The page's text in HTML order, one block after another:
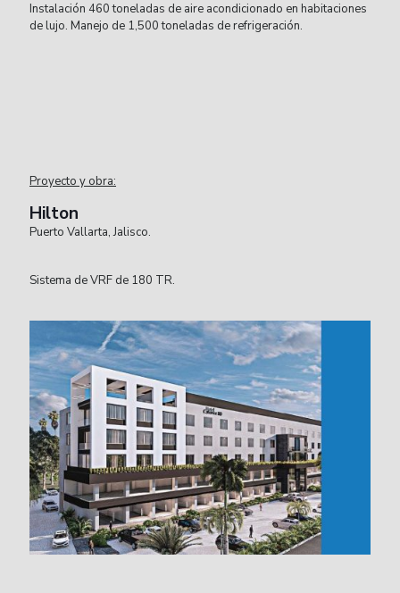
Instalación 460 toneladas de aire acondicionado en habitaciones
de lujo. Manejo de 1,500 toneladas de refrigeración.
Proyecto y obra:
Hilton
Puerto Vallarta, Jalisco.
Sistema de VRF de 180 TR.